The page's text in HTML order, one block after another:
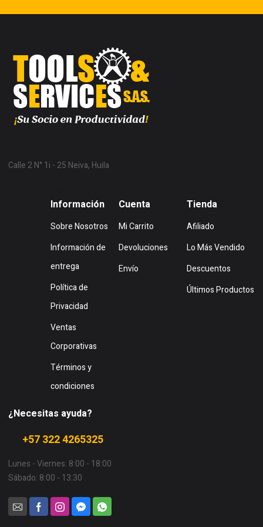
Calle 2 N° 1i - 25 Neiva, Huila
Información
Sobre Nosotros
Información de
entrega
Política de
Privacidad
Ventas
Corporativas
Términos y
condiciones
Cuenta
Mi Carrito
Devoluciones
Envío
Tienda
Afiliado
Lo Más Vendido
Descuentos
Últimos Productos
¿Necesitas ayuda?
+57 322 4265325
Lunes - Viernes: 8:00 - 18:00
Sábado: 8:00 - 13:30